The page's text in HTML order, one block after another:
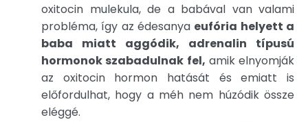
oxitocin mulekula, de a babával van valami
probléma, így az édesanya eufória helyett a
baba miatt aggódik, adrenalin típusú
hormonok szabadulnak fel, amik elnyomják
az oxitocin hormon hatását és emiatt is
előfordulhat, hogy a méh nem húzódik össze
eléggé.